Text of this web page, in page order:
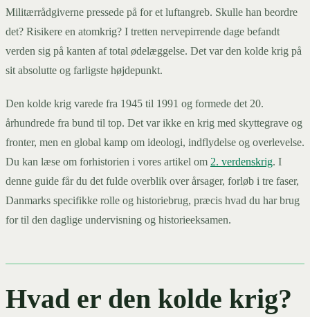
Militærrådgiverne pressede på for et luftangreb. Skulle han beordre
det? Risikere en atomkrig? I tretten nervepirrende dage befandt
verden sig på kanten af total ødelæggelse. Det var den kolde krig på
sit absolutte og farligste højdepunkt.
Den kolde krig varede fra 1945 til 1991 og formede det 20.
århundrede fra bund til top. Det var ikke en krig med skyttegrave og
fronter, men en global kamp om ideologi, indflydelse og overlevelse.
Du kan læse om forhistorien i vores artikel om 2. verdenskrig. I
denne guide får du det fulde overblik over årsager, forløb i tre faser,
Danmarks specifikke rolle og historiebrug, præcis hvad du har brug
for til den daglige undervisning og historieeksamen.
Hvad er den kolde krig?